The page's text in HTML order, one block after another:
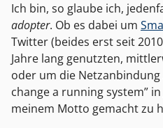
Ich bin, so glaube ich,
adopter. Ob es dabei um
Twitter (beides erst seit
Jahre lang genutzten,
oder um die Netzanbindung
change a running system”
meinem Motto gemacht zu